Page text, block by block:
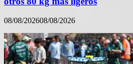
08/08/202608/08/2026